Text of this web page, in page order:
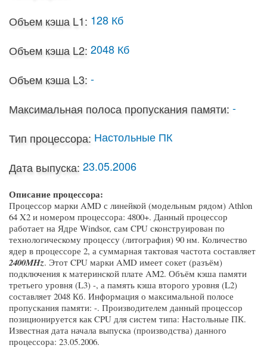
Объем кэша L1: 128 Кб
Объем кэша L2: 2048 Кб
Объем кэша L3: -
Максимальная полоса пропускания памяти: -
Тип процессора: Настольные ПК
Дата выпуска: 23.05.2006
Описание процессора:
Процессор марки AMD с линейкой (модельным рядом) Athlon
64 X2 и номером процессора: 4800+. Данный процессор
работает на Ядре Windsor, сам CPU сконструирован по
технологическому процессу (литография) 90 нм. Количество
ядер в процессоре 2, а суммарная тактовая частота составляет
2400MHz. Этот CPU марки AMD имеет сокет (разъём)
подключения к материнской плате AM2. Объём кэша памяти
третьего уровня (L3) -, а память кэша второго уровня (L2)
составляет 2048 Кб. Информация о максимальной полосе
пропускания памяти: -. Производителем данный процессор
позиционируется как CPU для систем типа: Настольные ПК.
Известная дата начала выпуска (производства) данного
процессора: 23.05.2006.